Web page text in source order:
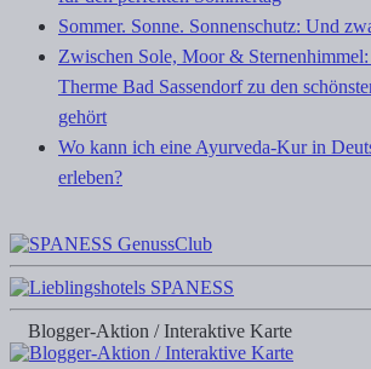
Sommer. Sonne. Sonnenschutz: Und
Zwischen Sole, Moor &
Therme Bad Sassendorf zu den
gehört
Wo kann ich eine Ayurveda-Kur in
erleben?
Blogger-Aktion / Interaktive Karte